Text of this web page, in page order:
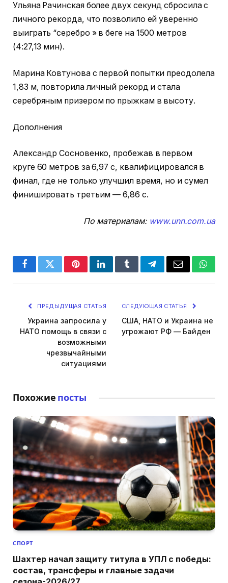
Ульяна Рачинская более двух секунд сбросила с
личного рекорда, что позволило ей уверенно
выиграть “серебро » в беге на 1500 метров
(4:27,13 мин).
Марина Ковтунова с первой попытки преодолела
1,83 м, повторила личный рекорд и стала
серебряным призером по прыжкам в высоту.
Дополнения
Александр Сосновенко, пробежав в первом
круге 60 метров за 6,97 с, квалифицировался в
финал, где не только улучшил время, но и сумел
финишировать третьим — 6,86 с.
По материалам: www.unn.com.ua
FacebookTwitterPinterestLinkedInTumblrTelegramEmail
ПРЕДЫДУЩАЯ СТАТЬЯ
Украина запросила у
НАТО помощь в связи с
возможными
чрезвычайными
ситуациями
СЛЕДУЮЩАЯ СТАТЬЯ
США, НАТО и Украина не
угрожают РФ — Байден
Похожие посты
СПОРТ
Шахтер начал защиту титула в УПЛ с победы:
состав, трансферы и главные задачи